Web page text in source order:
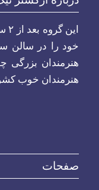
خود را در سالن
هنرمندان بزرگی
هنرمندان خوب
صفحات